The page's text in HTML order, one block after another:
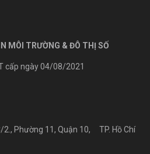
MÔI TRƯỜNG & ĐÔ THỊ SỐ
cấp ngày 04/08/2021
Phường 11, Quận 10, TP. Hồ Chí